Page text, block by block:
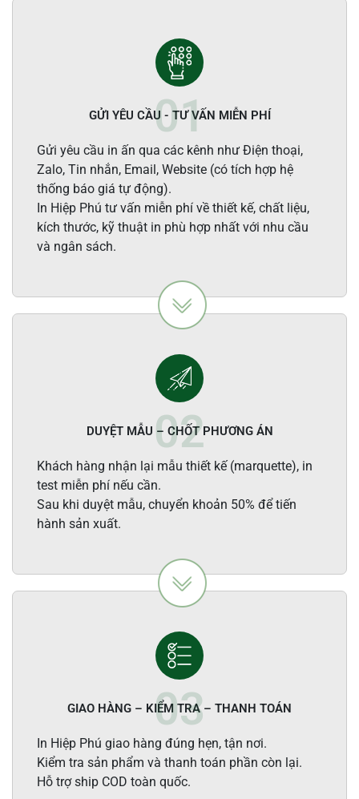
GỬI YÊU CẦU - TƯ VẤN MIỄN PHÍ
Gửi yêu cầu in ấn qua các kênh như Điện thoại,
Zalo, Tin nhắn, Email, Website (có tích hợp hệ
thống báo giá tự động).
In Hiệp Phú tư vấn miễn phí về thiết kế, chất liệu,
kích thước, kỹ thuật in phù hợp nhất với nhu cầu
và ngân sách.
DUYỆT MẪU – CHỐT PHƯƠNG ÁN
Khách hàng nhận lại mẫu thiết kế (marquette), in
test miễn phí nếu cần.
Sau khi duyệt mẫu, chuyển khoản 50% để tiến
hành sản xuất.
GIAO HÀNG – KIỂM TRA – THANH TOÁN
In Hiệp Phú giao hàng đúng hẹn, tận nơi.
Kiểm tra sản phẩm và thanh toán phần còn lại.
Hỗ trợ ship COD toàn quốc.